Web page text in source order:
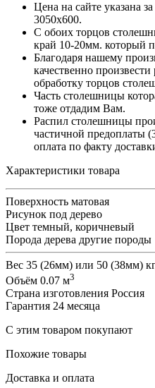
Цена на сайте указана
3050х600.
С обоих торцов
край 10-20мм. который
Благодаря нашему
качественно
обработку торцов
Часть столешницы
тоже отдадим Вам.
Распил столешницы
частичной предоплаты
оплата по факту
Характеристики товара
Поверхность матовая
Рисунок под дерево
Цвет темный, коричневый
Порода дерева другие породы
Вес 35 (26мм) или 50 (38мм)
Объём 0.07 м3
Страна изготовления Россия
Гарантия 24 месяца
С этим товаром покупают
Похожие товары
Доставка и оплата